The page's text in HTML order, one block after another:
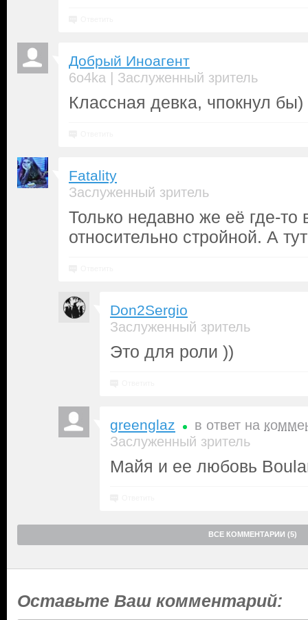
Добрый Иноагент
6o4ka | Заслуженный зритель
Классная девка, чпокнул
Fatality
Заслуженный зритель
Только недавно же её где-
относительно стройной. А
Don2Sergio
Заслуженный зритель
Это для роли ))
greenglaz в ответ на
Заслуженный зритель
Майя и ее любовь
ВСЕ КОММЕНТАРИИ (5)
Оставьте Ваш комментарий: